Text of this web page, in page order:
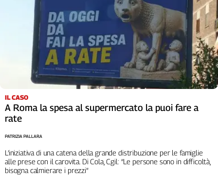
IL CASO
A Roma la spesa al supermercato la puoi fare a
rate
L’iniziativa di una catena della grande distribuzione per le famiglie
alle prese con il carovita. Di Cola, Cgil: “Le persone sono in difficoltà,
bisogna calmierare i prezzi”
PATRIZIA PALLARA